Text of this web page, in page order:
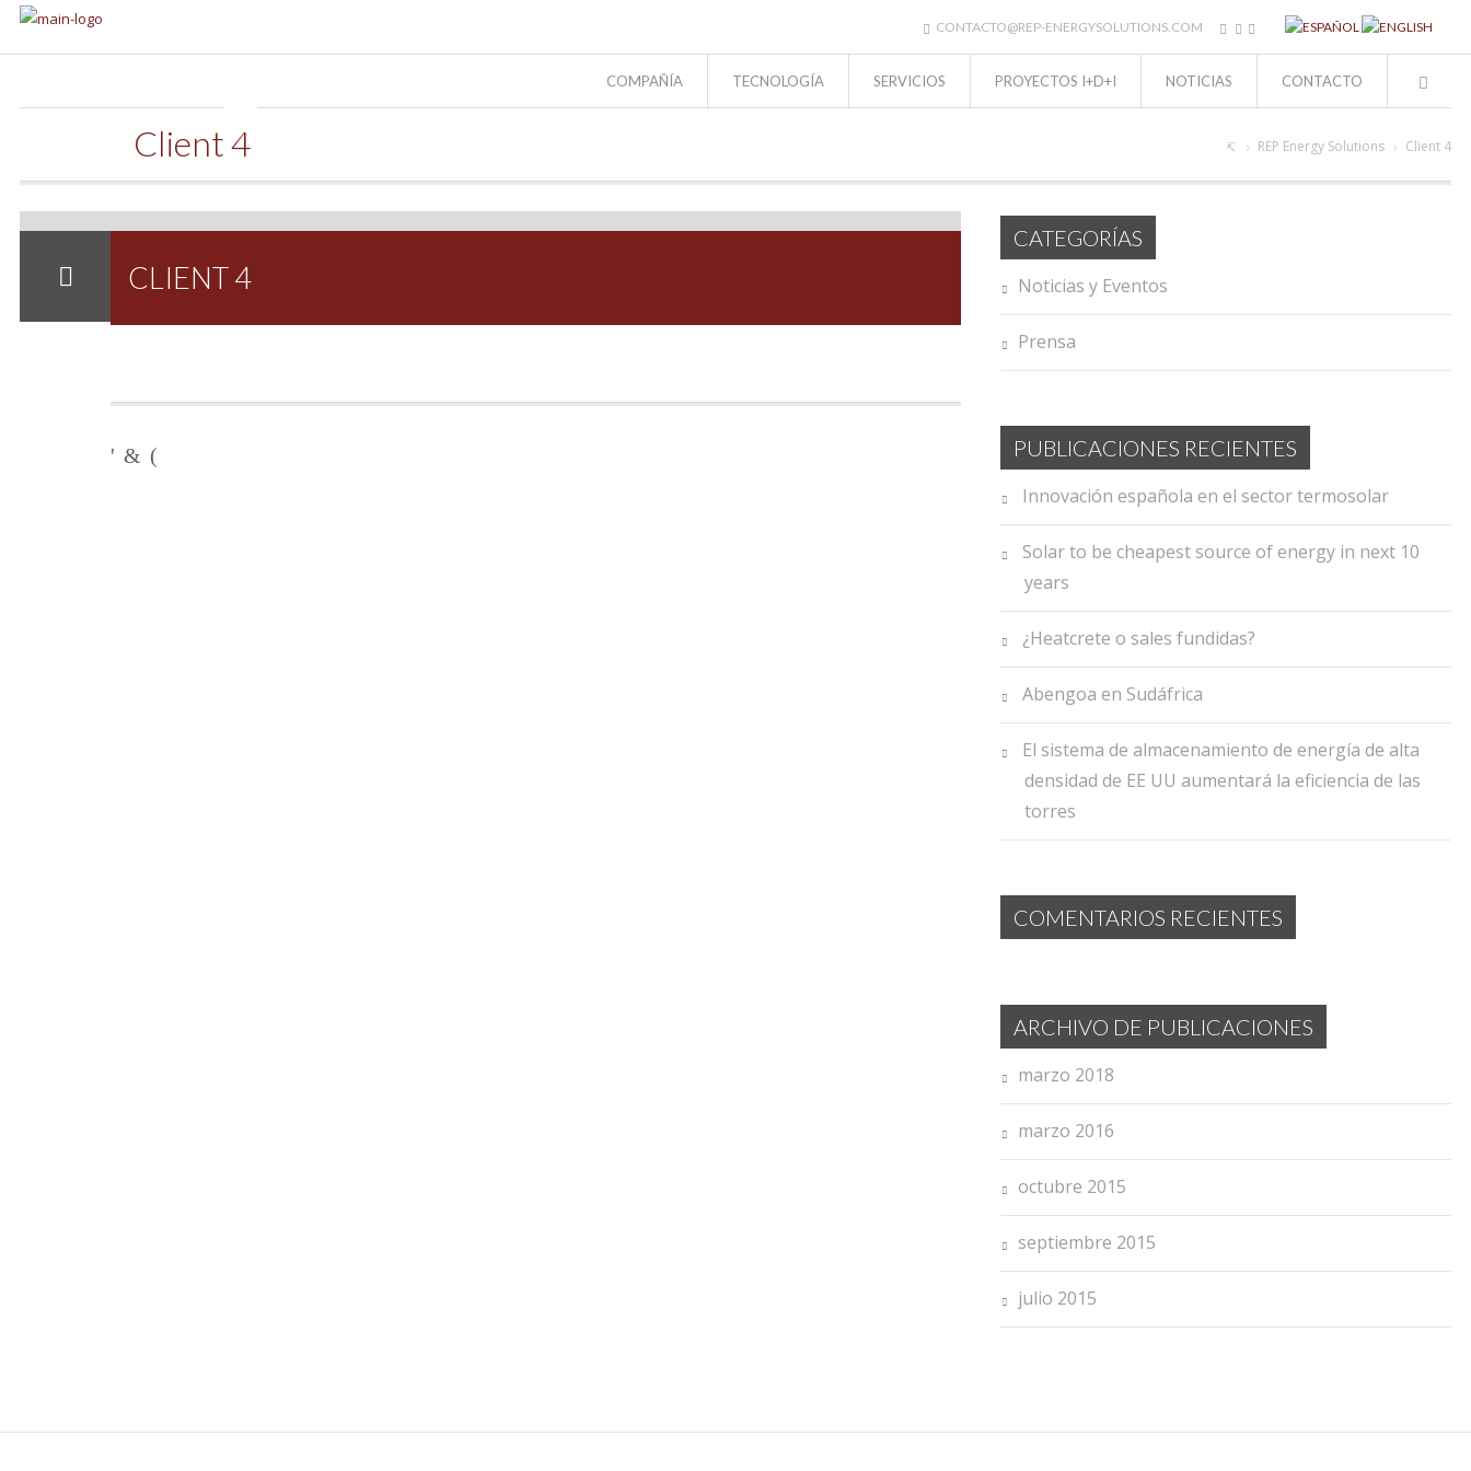
CONTACTO@REP-ENERGYSOLUTIONS.COM
COMPAÑÍA TECNOLOGÍA SERVICIOS PROYECTOS I+D+I NOTICIAS CONTACTO
Client 4 REP Energy Solutions Client 4
COMENTARIOS DESACTIVADOSEN
CLIENT
CLIENT 4
CATEGORÍAS
Noticias y Eventos
Prensa
PUBLICACIONES RECIENTES
Innovación española en el sector termosolar
Solar to be cheapest source of energy in next 10
years
¿Heatcrete o sales fundidas?
Abengoa en Sudáfrica
El sistema de almacenamiento de energía de alta
densidad de EE UU aumentará la eficiencia de las
torres
COMENTARIOS RECIENTES
ARCHIVO DE PUBLICACIONES
marzo 2018
marzo 2016
octubre 2015
septiembre 2015
julio 2015